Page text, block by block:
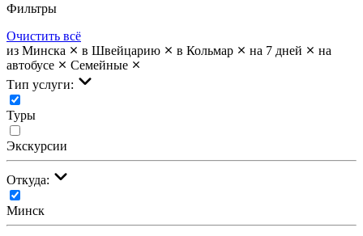
Фильтры
Очистить всё
из Минска
в Швейцарию в Кольмар на 7 дней
на
автобусе
Семейные
Тип услуги:
Туры
Экскурсии
Откуда:
Минск